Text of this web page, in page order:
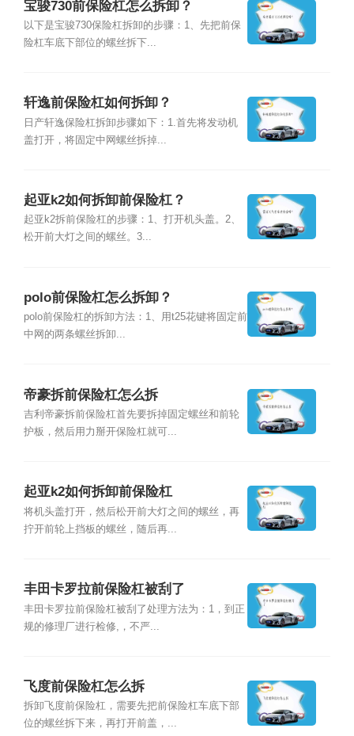
宝骏730前保险杠怎么拆卸？
以下是宝骏730保险杠拆卸的步骤：1、先把前保
险杠车底下部位的螺丝拆下...
轩逸前保险杠如何拆卸？
日产轩逸保险杠拆卸步骤如下：1.首先将发动机
盖打开，将固定中网螺丝拆掉...
起亚k2如何拆卸前保险杠？
起亚k2拆前保险杠的步骤：1、打开机头盖。2、
松开前大灯之间的螺丝。3...
polo前保险杠怎么拆卸？
polo前保险杠的拆卸方法：1、用t25花键将固定前
中网的两条螺丝拆卸...
帝豪拆前保险杠怎么拆
吉利帝豪拆前保险杠首先要拆掉固定螺丝和前轮
护板，然后用力掰开保险杠就可...
起亚k2如何拆卸前保险杠
将机头盖打开，然后松开前大灯之间的螺丝，再
拧开前轮上挡板的螺丝，随后再...
丰田卡罗拉前保险杠被刮了
丰田卡罗拉前保险杠被刮了处理方法为：1，到正
规的修理厂进行检修,，不严...
飞度前保险杠怎么拆
拆卸飞度前保险杠，需要先把前保险杠车底下部
位的螺丝拆下来，再打开前盖，...